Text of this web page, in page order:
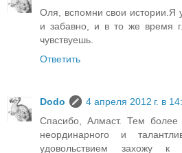
Оля, вспомни свои истории.Я
и забавно, и в то же время
чувствуешь.
Ответить
Dodo
4 апреля 2012 г. в
Спасибо, Алмаст. Тем
неординарного и
удовольствием захожу